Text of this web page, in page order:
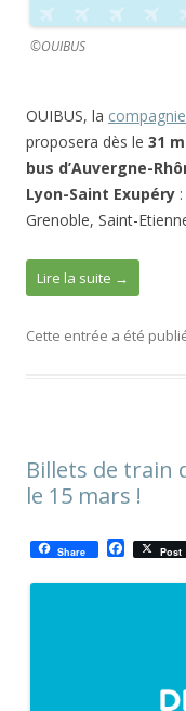
©OUIBUS
OUIBUS, la
proposera dès le 31
bus d’Auvergne-
Lyon-Saint Exupéry
Grenoble, Saint-
Lire la suite →
Cette entrée a été
Billets de train
le 15 mars !
Share
a
c
Post